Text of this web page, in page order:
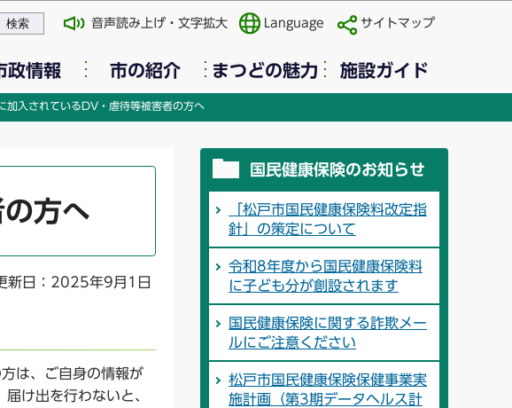
音声読み上げ・文字拡大 Language サイトマップ
政情報 市の紹介 まつどの魅力 施設ガイド
加入されているDV・虐待等被害者の方へ
方へ
新日：2025年9月1日
は、ご自身の情報が
け出を行わないと、
国民健康保険のお知らせ
「松戸市国民健康保険料改定指
針」の策定について
令和8年度から国民健康保険料
に子ども分が創設されます
国民健康保険に関する詐欺メー
ルにご注意ください
松戸市国民健康保険保健事業実
施計画（第3期データヘルス計